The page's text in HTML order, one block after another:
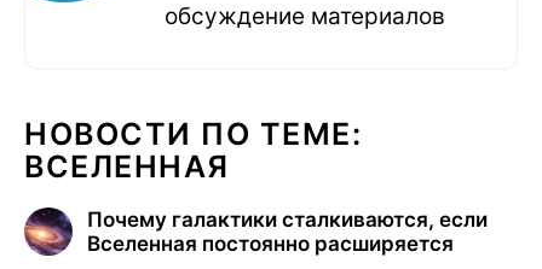
обсуждение материалов
НОВОСТИ ПО ТЕМЕ:
ВСЕЛЕННАЯ
Почему галактики сталкиваются, если
Вселенная постоянно расширяется